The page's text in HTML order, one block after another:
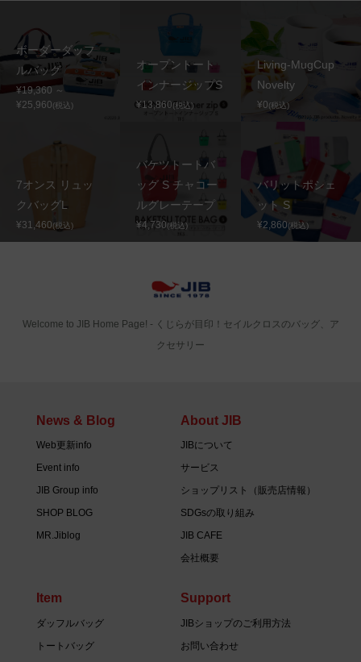
ボーダーダッフ
ルバッグ
¥19,360 ～
¥25,960(税込)
オープントート
インナージップS
¥13,860(税込)
Living-MugCup
Novelty
¥0(税込)
7オンス リュッ
クバッグL
¥31,460(税込)
バケツトートバ
ッグ S チャコー
ルグレーテープ
¥4,730(税込)
バリットポシェ
ット S
¥2,860(税込)
Welcome to JIB Home Page! ‐ くじらが目印！セイルクロスのバッグ、ア
クセサリー
News & Blog
Web更新info
Event info
JIB Group info
SHOP BLOG
MR.Jiblog
About JIB
JIBについて
サービス
ショップリスト（販売店情報）
SDGsの取り組み
JIB CAFE
会社概要
Item
ダッフルバッグ
トートバッグ
Support
JIBショップのご利用方法
お問い合わせ